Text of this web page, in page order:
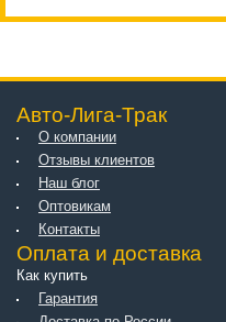
Авто-Лига-Трак
О компании
Отзывы клиентов
Наш блог
Оптовикам
Контакты
Оплата и доставка
Как купить
Гарантия